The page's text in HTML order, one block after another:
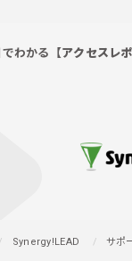
わかる 【アクセスレ
Synergy!LEAD サポ